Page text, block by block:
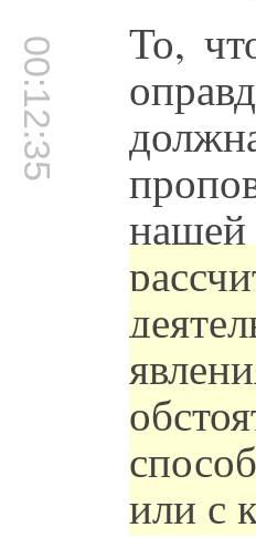
00:12:35 То,
или с